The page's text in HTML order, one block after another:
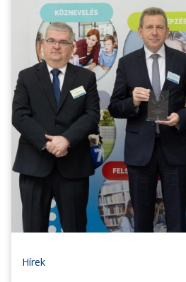
Hírek